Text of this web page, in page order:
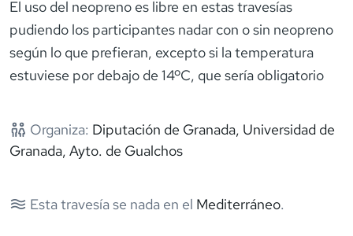
El uso del neopreno es libre en estas travesías
pudiendo los participantes nadar con o sin neopreno
según lo que prefieran, excepto si la temperatura
estuviese por debajo de 14ºC, que sería obligatorio
Organiza: Diputación de Granada, Universidad de
Granada, Ayto. de Gualchos
Esta travesía se nada en el Mediterráneo.